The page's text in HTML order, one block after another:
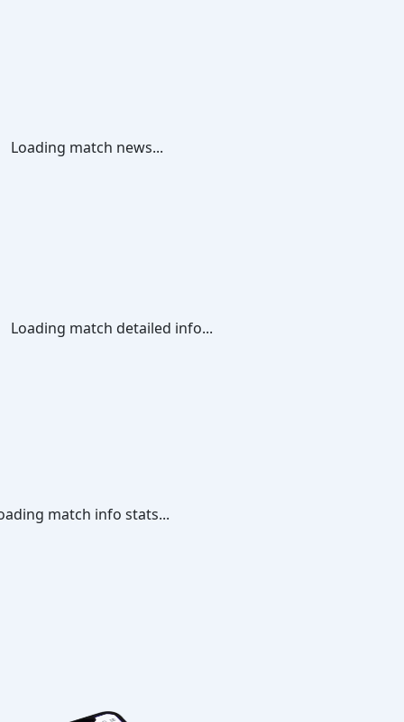
Loading match news...
Loading match detailed info...
match info stats...